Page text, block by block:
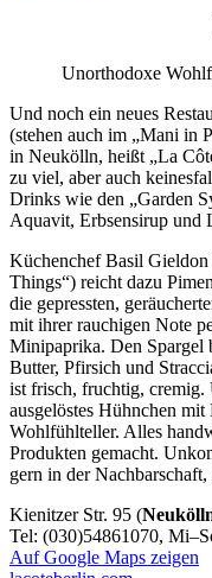
Unorthodoxe
Und noch ein neues
(stehen auch im „Mani in
in Neukölln, heißt „La
zu viel, aber auch
Drinks wie den „Garden
Aquavit, Erbsensirup und
Küchenchef Basil
Things“) reicht dazu
die gepressten,
mit ihrer rauchigen Note
Minipaprika. Den Spargel
Butter, Pfirsich und
ist frisch, fruchtig, cremig.
ausgelöstes Hühnchen
Wohlfühlteller. Alles
Produkten gemacht.
gern in der Nachbarschaft,
Kienitzer Str. 95 (
Tel: (030)54861070,
Auf Google Maps zeigen